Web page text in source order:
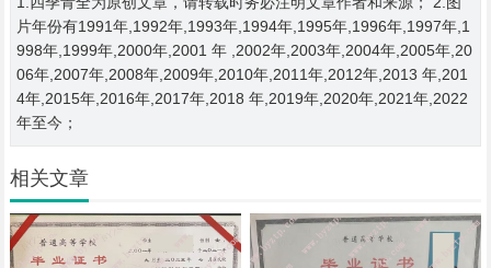
片年份有1991年,1992年,1993年,1994年,1995年,1996年,1997年,1
998年,1999年,2000年,2001 年 ,2002年,2003年,2004年,2005年,20
06年,2007年,2008年,2009年,2010年,2011年,2012年,2013 年,201
4年,2015年,2016年,2017年,2018 年,2019年,2020年,2021年,2022
年至今；
相关文章